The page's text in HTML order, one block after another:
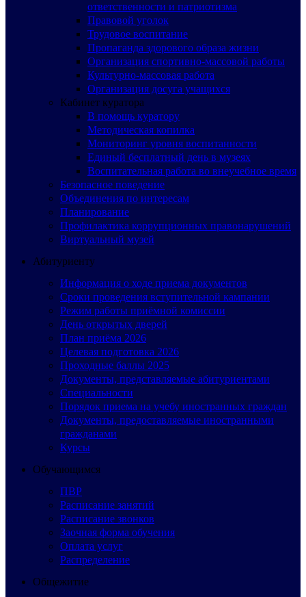
ответственности и патриотизма
Правовой уголок
Трудовое воспитание
Пропаганда здорового образа жизни
Организация спортивно-массовой работы
Культурно-массовая работа
Организация досуга учащихся
Кабинет куратора
В помощь куратору
Методическая копилка
Мониторинг уровня воспитанности
Единый бесплатный день в музеях
Воспитательная работа во внеучебное время
Безопасное поведение
Объединения по интересам
Планирование
Профилактика коррупционных правонарушений
Виртуальный музей
Абитуриенту
Информация о ходе приема документов
Сроки проведения вступительной кампании
Режим работы приёмной комиссии
День открытых дверей
План приёма 2026
Целевая подготовка 2026
Проходные баллы 2025
Документы, представляемые абитуриентами
Специальности
Порядок приема на учебу иностранных граждан
Документы, предоставляемые иностранными
гражданами
Курсы
Обучающимся
ПВР
Расписание занятий
Расписание звонков
Заочная форма обучения
Оплата услуг
Распределение
Общежитие